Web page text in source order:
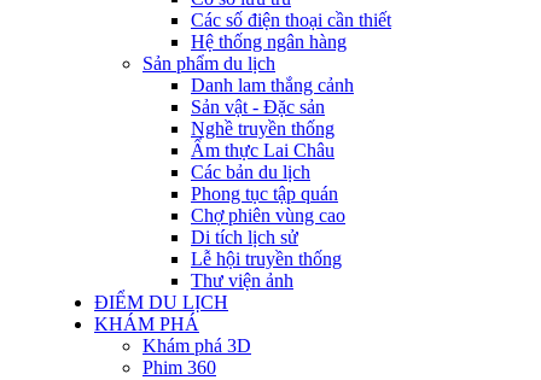
Các số điện thoại cần thiết
Hệ thống ngân hàng
Sản phẩm du lịch
Danh lam thắng cảnh
Sản vật - Đặc sản
Nghề truyền thống
Ẩm thực Lai Châu
Các bản du lịch
Phong tục tập quán
Chợ phiên vùng cao
Di tích lịch sử
Lễ hội truyền thống
Thư viện ảnh
ĐIỂM DU LỊCH
KHÁM PHÁ
Khám phá 3D
Phim 360